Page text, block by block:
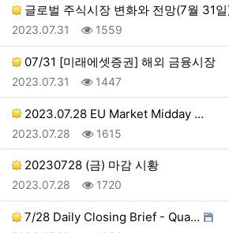
글로벌 주식시장 변화와 전망(7월 31일
등록일
2023.07.31 조회
1559
07/31 [미래에셋증권] 해외 금융시장
등록일
2023.07.31 조회
1447
2023.07.28 EU Market Midday …
등록일
2023.07.28 조회
1615
20230728 (금) 마감 시황
등록일
2023.07.28 조회
1720
7/28 Daily Closing Brief - Qua…